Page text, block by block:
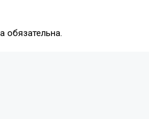
обязательна.